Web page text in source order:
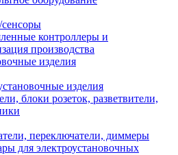
контроллеры и
производства
изделия
изделия
блоки розеток, разветвители,
переключатели, диммеры
для электроустановочных